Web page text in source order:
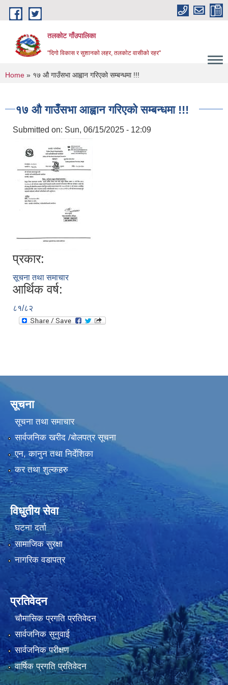
Skip to main content
तलकोट गाँउपालिका
"दिगाे विकास र सुशानकाे लहर, तलकाेट वासीकाे रहर"
You are here
Home » १७ औ गाउँसभा आह्वान गरिएको सम्बन्धमा !!!
१७ औ गाउँसभा आह्वान गरिएको सम्बन्धमा !!!
Submitted on: Sun, 06/15/2025 - 12:09
प्रकार:
सूचना तथा समाचार
आर्थिक वर्ष:
८१/८२
सूचना
सूचना तथा समाचार
सार्वजनिक खरीद /बोलपत्र सूचना
एन, कानुन तथा निर्देशिका
कर तथा शुल्कहरु
विधुतीय सेवा
घटना दर्ता
सामाजिक सुरक्षा
नागरिक वडापत्र
प्रतिवेदन
चौमासिक प्रगति प्रतिवेदन
सार्वजनिक सुनुवाई
सार्वजनिक परीक्षण
वार्षिक प्रगति प्रतिवेदन